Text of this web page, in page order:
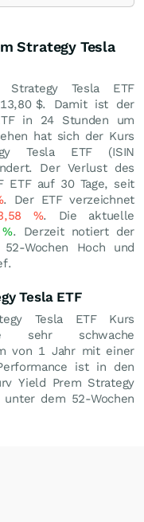
Strategy Tesla
Tesla ETF
$. Damit ist der
in 24 Stunden um
hat sich der Kurs
Tesla ETF (ISIN
Der Verlust des
ETF auf 30 Tage, seit
. Der ETF verzeichnet
%. Die aktuelle
%. Derzeit notiert der
Wochen Hoch und
Tesla ETF
Tesla ETF Kurs
sehr schwache
von 1 Jahr mit einer
ist in den
Yield Prem Strategy
unter dem 52-Wochen